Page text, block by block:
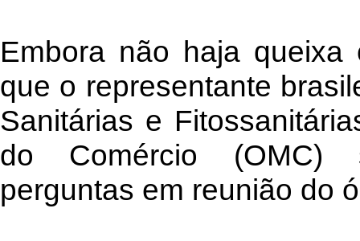
Embora não haja
que o representante
Sanitárias e
do Comércio (OMC)
perguntas em reunião do